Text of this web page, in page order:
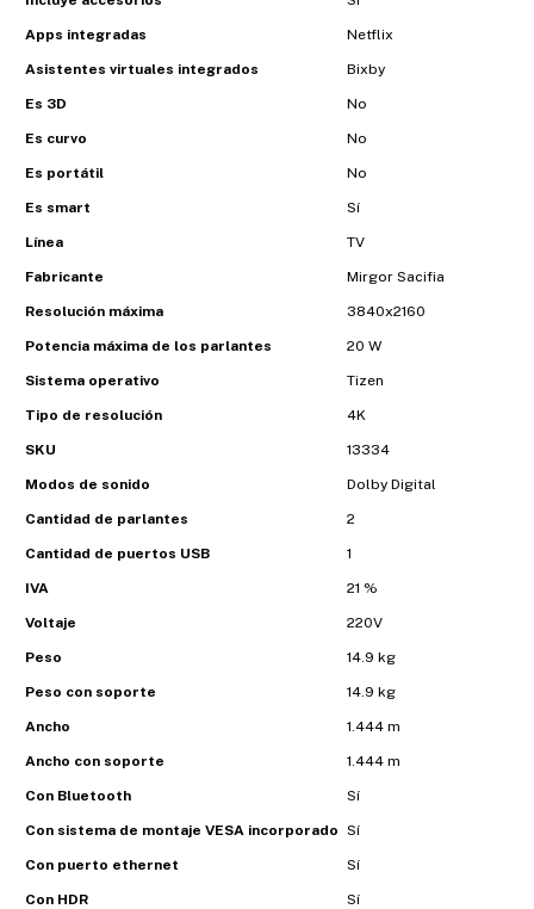
Apps integradas Netflix
Asistentes virtuales integrados Bixby
Es 3D No
Es curvo No
Es portátil No
Es smart Sí
Línea TV
Fabricante Mirgor Sacifia
Resolución máxima 3840x2160
Potencia máxima de los parlantes 20 W
Sistema operativo Tizen
Tipo de resolución 4K
SKU 13334
Modos de sonido Dolby Digital
Cantidad de parlantes 2
Cantidad de puertos USB 1
IVA 21 %
Voltaje 220V
Peso 14.9 kg
Peso con soporte 14.9 kg
Ancho 1.444 m
Ancho con soporte 1.444 m
Con Bluetooth Sí
Con sistema de montaje VESA incorporado Sí
Con puerto ethernet Sí
Con HDR Sí